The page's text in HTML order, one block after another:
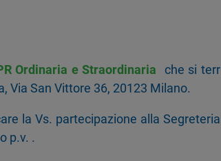
Ordinaria e Straordinaria
che si terr
Via San Vittore 36, 20123 Milano.
la Vs. partecipazione alla Segreteria
p.v. .